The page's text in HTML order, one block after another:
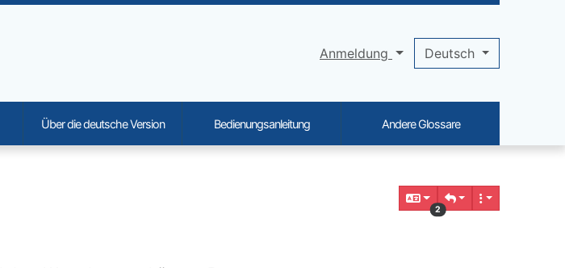
2
Anmeldung Deutsch
Über die deutsche Version Bedienungsanleitung Andere Glossare